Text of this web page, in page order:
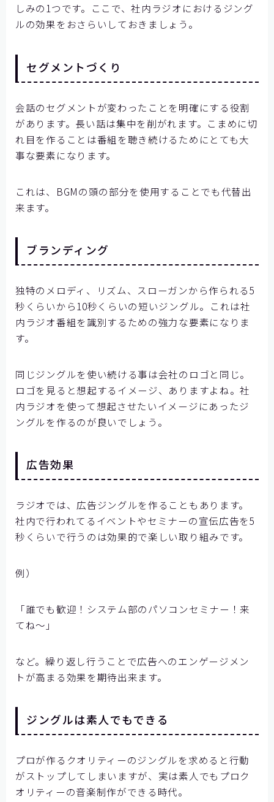
しみの1つです。ここで、社内ラジオにおけるジング
ルの効果をおさらいしておきましょう。
セグメントづくり
会話のセグメントが変わったことを明確にする役割
があります。長い話は集中を削がれます。こまめに切
れ目を作ることは番組を聴き続けるためにとても大
事な要素になります。
これは、BGMの頭の部分を使用することでも代替出
来ます。
ブランディング
独特のメロディ、リズム、スローガンから作られる5
秒くらいから10秒くらいの短いジングル。これは社
内ラジオ番組を識別するための強力な要素になりま
す。
同じジングルを使い続ける事は会社のロゴと同じ。
ロゴを見ると想起するイメージ、ありますよね。社
内ラジオを使って想起させたいイメージにあったジ
ングルを作るのが良いでしょう。
広告効果
ラジオでは、広告ジングルを作ることもあります。
社内で行われてるイベントやセミナーの宣伝広告を5
秒くらいで行うのは効果的で楽しい取り組みです。
例）
「誰でも歓迎！システム部のパソコンセミナー！来
てね～」
など。繰り返し行うことで広告へのエンゲージメン
トが高まる効果を期待出来ます。
ジングルは素人でもできる
プロが作るクオリティーのジングルを求めると行動
がストップしてしまいますが、実は素人でもプロク
オリティーの音楽制作ができる時代。